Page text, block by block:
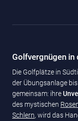
Golfvergnügen in
Die Golfplätze in
der Übungsanlage
gemeinsam: ihre
des mystischen
Schlern, wird das